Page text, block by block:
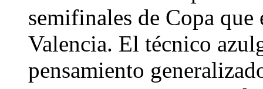
semifinales de Copa
Valencia. El técnico
pensamiento